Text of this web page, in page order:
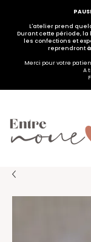
L'atelier prend
Durant cette période,
les confections et
reprendront
Merci pour votre
A